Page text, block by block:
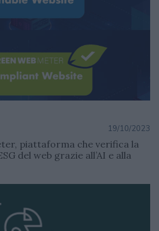
19/10/2023
piattaforma che verifica la
del web grazie all’AI e alla